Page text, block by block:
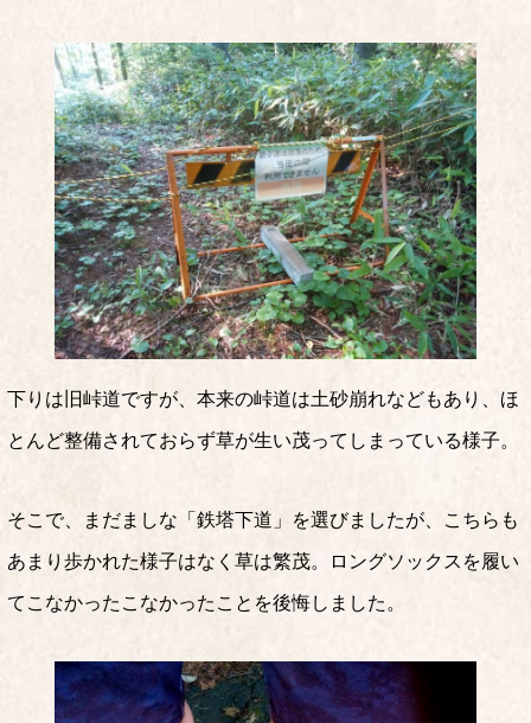
下りは旧峠道ですが、本来の峠道は土砂崩れなどもあり、ほ
とんど整備されておらず草が生い茂ってしまっている様子。
そこで、まだましな「鉄塔下道」を選びましたが、こちらも
あまり歩かれた様子はなく草は繁茂。ロングソックスを履い
てこなかったこなかったことを後悔しました。